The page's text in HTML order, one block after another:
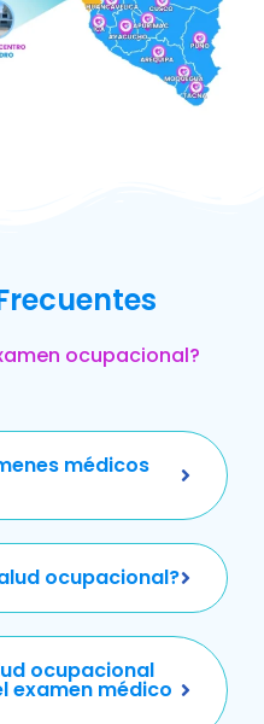
ocupacional?
médicos
ocupacional?
ocupacional
examen médico